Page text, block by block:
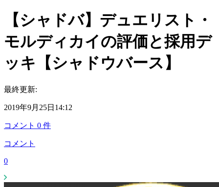
【シャドバ】デュエリスト・
モルディカイの評価と採用デ
ッキ【シャドウバース】
最終更新:
2019年9月25日14:12
コメント 0 件
コメント
0